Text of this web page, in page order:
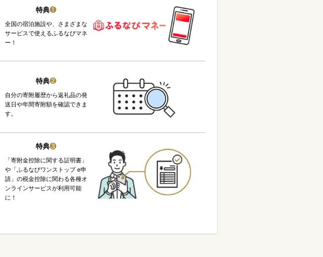
特典❶
全国の宿泊施設や、さまざまな
サービスで使えるふるなびマネ
ー！
特典❷
自分の寄附履歴から返礼品の発
送日や年間寄附額を確認できま
す。
特典❸
「寄附金控除に関する証明書」
や「ふるなびワンストップ e申
請」の税金控除に関わる各種オ
ンラインサービスが利用可能
に！